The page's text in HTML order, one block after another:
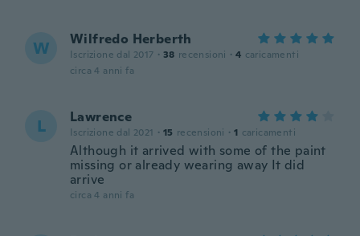
W Wilfredo Herberth
Iscrizione dal 2017 · 38 recensioni · 4 caricamenti
circa 4 anni fa
L Lawrence
Iscrizione dal 2021 · 15 recensioni · 1 caricamenti
Although it arrived with some of the paint
missing or already wearing away It did
arrive
circa 4 anni fa